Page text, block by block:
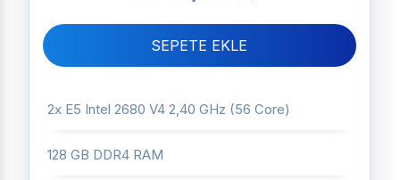
SEPETE EKLE
2x E5 Intel 2680 V4 2,40 GHz (56 Core)
128 GB DDR4 RAM